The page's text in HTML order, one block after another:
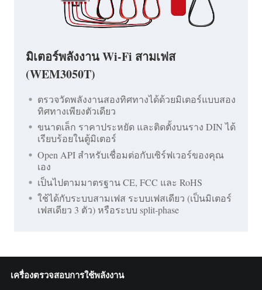
มิเตอร์พลังงาน Wi-Fi สามเฟส
(WEM3050T)
ตรวจวัดพลังงานสองทิศทางได้ด้วยมิเตอร์แบบสอง
ทิศทางเพียงตัวเดียว
ขนาดเล็ก ราคาประหยัด และติดตั้งบนราง DIN ได้
เรียบร้อยในตู้มิเตอร์
Open API สำหรับเชื่อมต่อกับเซิร์ฟเวอร์ของคุณ
เอง
เป็นไปตามมาตรฐาน CE, FCC และ RoHS
ใช้ได้กับระบบสามเฟส ระบบเฟสเดียว (เป็นมิเตอร์
เฟสเดียว 3 ตัว) หรือระบบ split-phase
เครื่องตรวจสอบการใช้พลังงาน